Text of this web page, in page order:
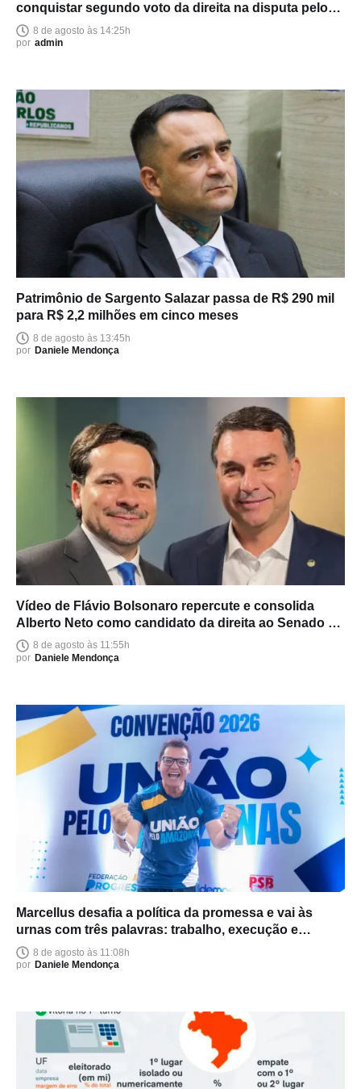
conquistar segundo voto da direita na disputa pelo
Senado
8 de agosto às 14:25h
por admin
Patrimônio de Sargento Salazar passa de R$ 290 mil
para R$ 2,2 milhões em cinco meses
8 de agosto às 13:45h
por Daniele Mendonça
Vídeo de Flávio Bolsonaro repercute e consolida
Alberto Neto como candidato da direita ao Senado no
Amazonas
8 de agosto às 11:55h
por Daniele Mendonça
Marcellus desafia a política da promessa e vai às
urnas com três palavras: trabalho, execução e
entrega
8 de agosto às 11:08h
por Daniele Mendonça